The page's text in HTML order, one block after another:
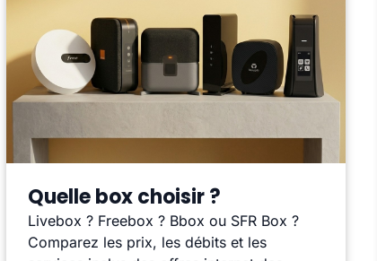
Quelle box choisir ?
Livebox ? Freebox ? Bbox ou SFR Box ?
Comparez les prix, les débits et les